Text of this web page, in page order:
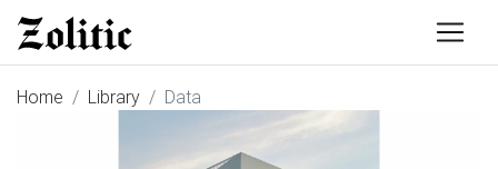
Home Library Data